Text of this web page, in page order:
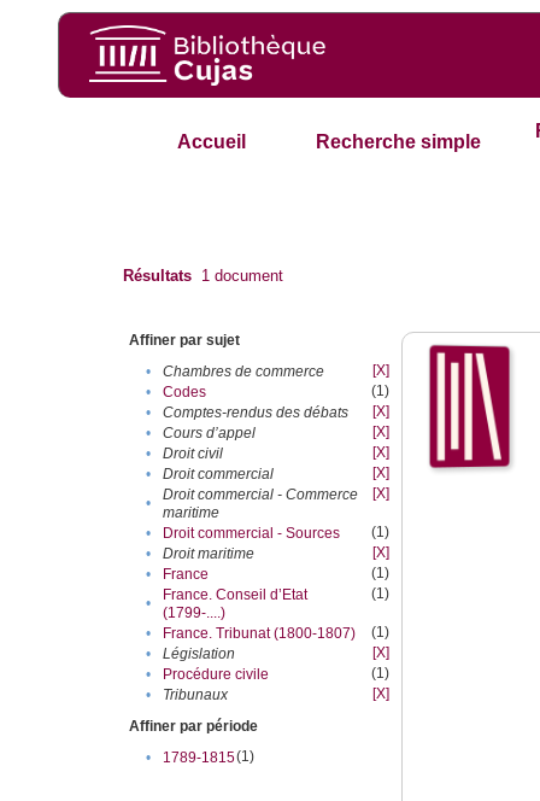
Accueil Recherche simple
Résultats 1 document
Affiner par sujet
•
Chambres de commerce
[X]
•
Codes
(1)
•
Comptes-rendus des débats
[X]
•
Cours d’appel
[X]
•
Droit civil
[X]
•
Droit commercial
[X]
•
Droit commercial - Commerce
maritime
[X]
• Droit commercial - Sources
(1)
•
Droit maritime
[X]
•
France
(1)
•
France. Conseil d’Etat
(1799-....)
(1)
• France. Tribunat (1800-1807)
(1)
•
Législation
[X]
•
Procédure civile
(1)
•
Tribunaux
[X]
Affiner par période
•
1789-1815(1)